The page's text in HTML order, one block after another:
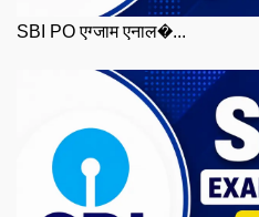
SBI PO एग्जाम एनाल�...